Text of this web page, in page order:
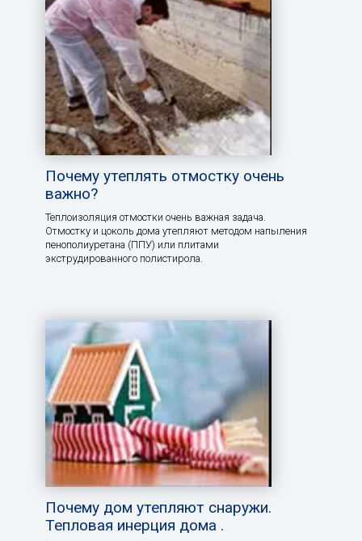
Почему утеплять отмостку очень
важно?
Теплоизоляция отмостки очень важная задача.
Отмостку и цоколь дома утепляют методом напыления
пенополиуретана (ППУ) или плитами
экструдированного полистирола.
Почему дом утепляют снаружи.
Тепловая инерция дома .